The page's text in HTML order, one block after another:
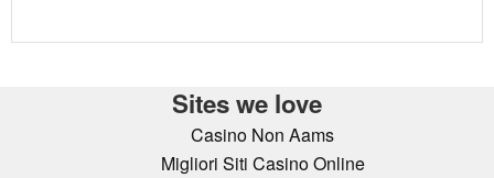
Sites we love
Casino Non Aams
Migliori Siti Casino Online